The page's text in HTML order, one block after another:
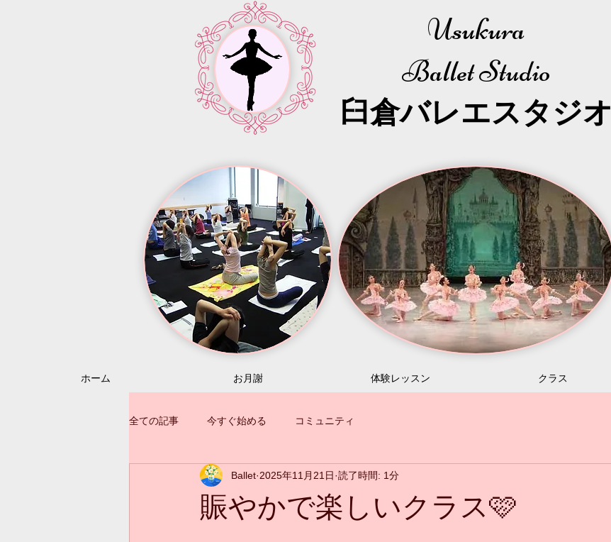
Usukura
Ballet Studio
​臼倉バレエスタジオ
ホーム お月謝 体験レッスン クラス
全ての記事 今すぐ始める コミュニティ
賑やかで楽しいクラス🩷
Ballet 2025年11月21日 読了時間: 1分